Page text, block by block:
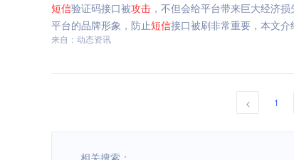
短信验证码接口被攻击 ，不但会给平台带来巨大经济
平台的品牌形象，防止短信接口被刷非常重要，本文
来自：动态资讯
< 1
相关搜索：